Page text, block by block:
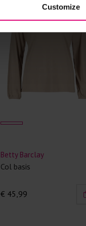
Customize
Betty Barclay
Col basis
€ 45,99